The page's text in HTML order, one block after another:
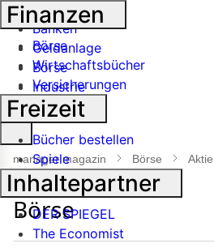
Handel
Banken
Geldanlage
Börse
Industrie
Suche
öffnen
manager magazin Börse
Finanzen
Börse
Wirtschaftsbücher
Versicherungen
Freizeit
Bücher bestellen
Spiele
Inhaltepartner
DER SPIEGEL
The Economist